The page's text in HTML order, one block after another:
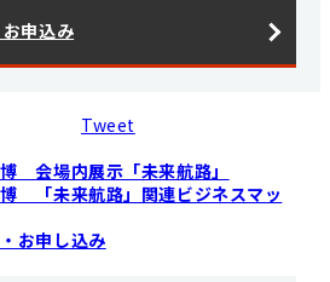
申込み
Tweet
会場内展示「未来航路」
「未来航路」関連ビジネスマッ
お申し込み